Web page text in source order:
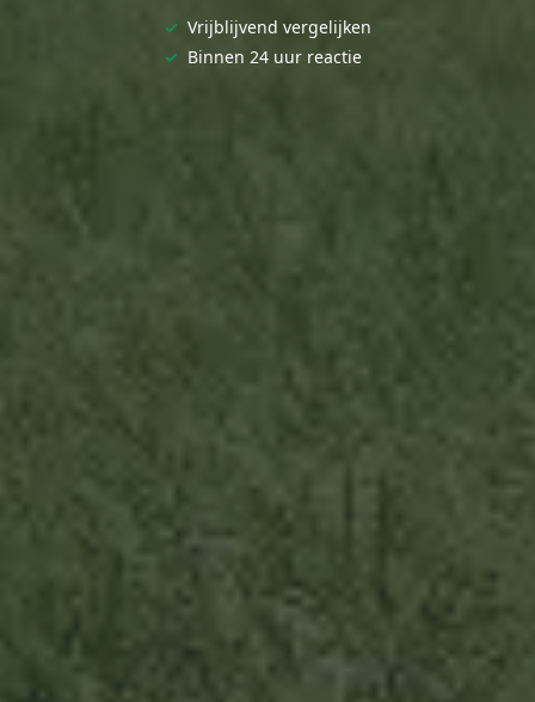
✓ Vrijblijvend vergelijken
✓ Binnen 24 uur reactie